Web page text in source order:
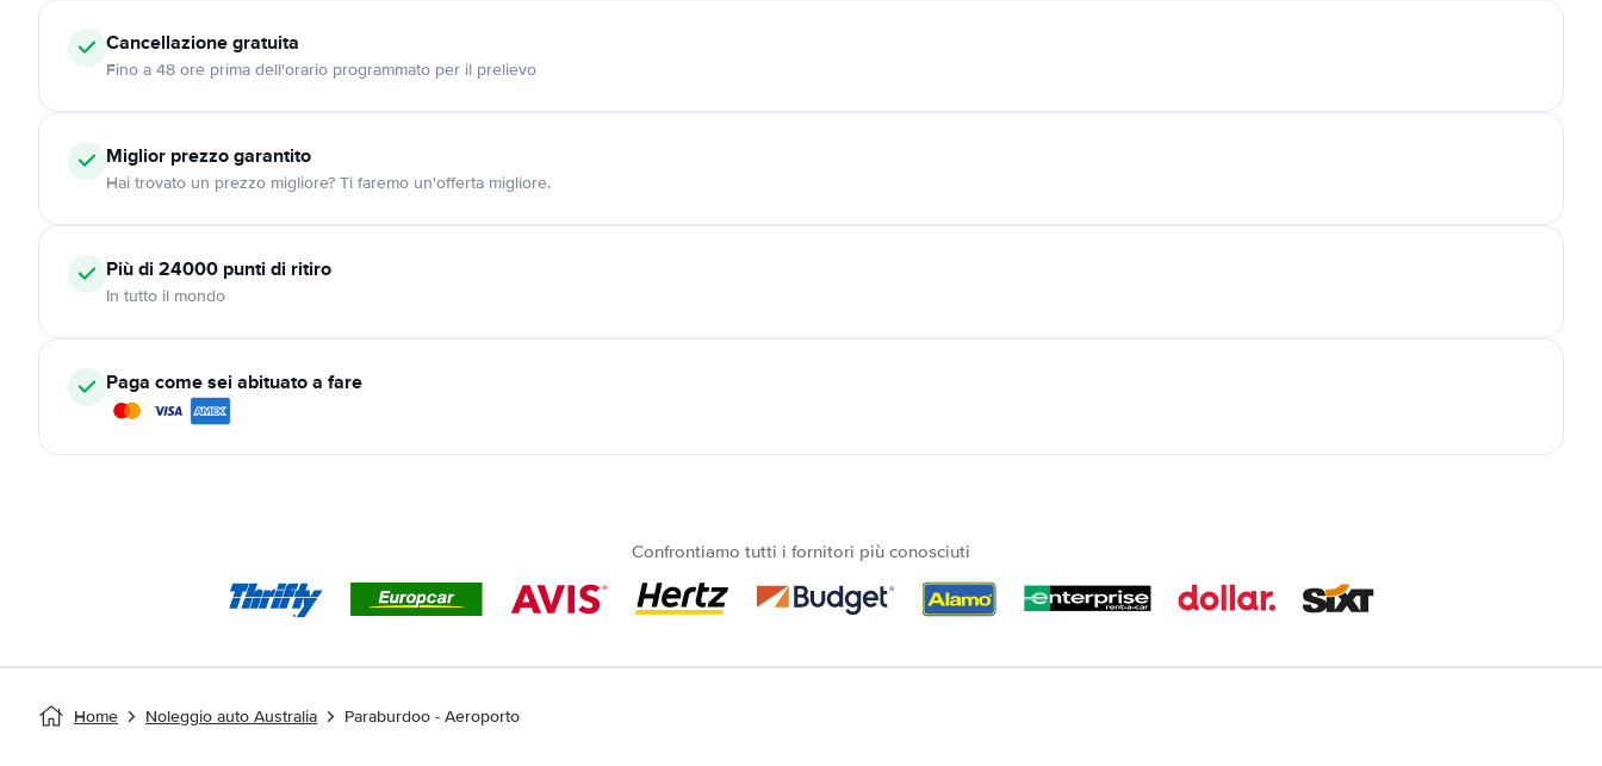
Cancellazionegratuita
Fino a 48 ore prima dell'orario programmato per il prelievo
Miglior prezzo garantito
Hai trovato un prezzo migliore? Ti faremo un'offerta migliore.
Più di 24000 punti di ritiro
In tutto il mondo
Paga come sei abituato a fare
Confrontiamo tutti i fornitori più conosciuti
Home Noleggio auto Australia Paraburdoo - Aeroporto